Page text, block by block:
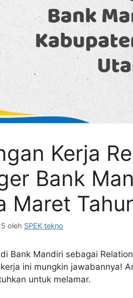
Kerja
Bank
Maret
oleh SPEK tekno
Bank Mandiri sebagai
ini mungkin jawabannya!
untuk melamar.